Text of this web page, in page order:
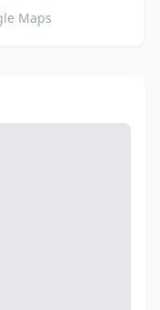
Maps